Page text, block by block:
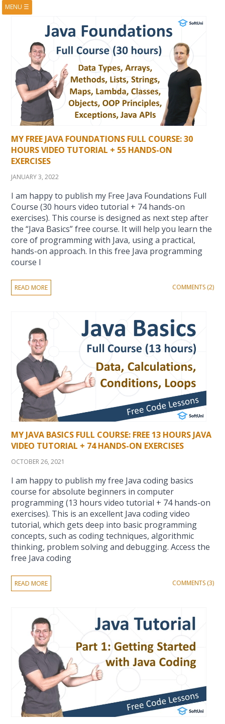
MENU ☰
ABOUT
BOOKS
COURSES
VIDEOS
PRESENTATIONS
RESEARCH
PUBLICATIONS
CONTACTS
RSS FEED
MY FREE JAVA FOUNDATIONS FULL COURSE: 30
HOURS VIDEO TUTORIAL + 55 HANDS-ON
EXERCISES
JANUARY 3, 2022
I am happy to publish my Free Java Foundations Full
Course (30 hours video tutorial + 74 hands-on
exercises). This course is designed as next step after
the “Java Basics” free course. It will help you learn the
core of programming with Java, using a practical,
hands-on approach. In this free Java programming
course I
READ MORE COMMENTS (2)
MY JAVA BASICS FULL COURSE: FREE 13 HOURS JAVA
VIDEO TUTORIAL + 74 HANDS-ON EXERCISES
OCTOBER 26, 2021
I am happy to publish my free Java coding basics
course for absolute beginners in computer
programming (13 hours video tutorial + 74 hands-on
exercises). This is an excellent Java coding video
tutorial, which gets deep into basic programming
concepts, such as coding techniques, algorithmic
thinking, problem solving and debugging. Access the
free Java coding
READ MORE COMMENTS (3)